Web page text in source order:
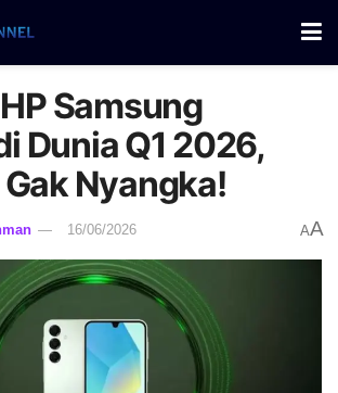
Samsung
Dunia Q1 2026,
Nyangka!
16/06/2026 AA